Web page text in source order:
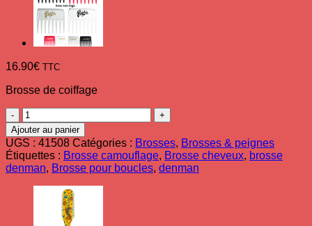
16.90€ TTC
Brosse de coiffage
quantité
de
Brosse
D3
Original
Denman
Curl
Camouflage
Ajouter au panier
UGS : 41508 Catégories : Brosses, Brosses & peignes
Étiquettes : Brosse camouflage, Brosse cheveux, brosse
denman, Brosse pour boucles, denman